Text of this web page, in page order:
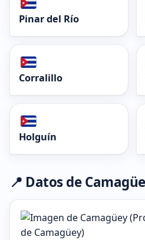
Pinar del Río
Corralillo
Holguín
📍 Datos de